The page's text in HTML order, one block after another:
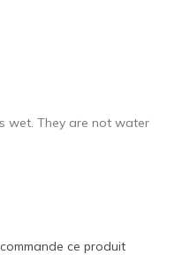
Wearing
wet. They are not water
ce produit